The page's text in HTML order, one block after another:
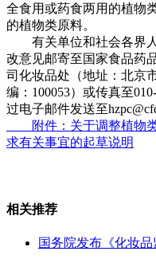
全食用或药食两用的植物
的植物类原料。
有关单位和社会各界人
改意见邮寄至国家食品药
司化妆品处（地址：北京
编：100053）或传真至
过电子邮件发送至
附件：关于调整植物类
求有关事宜的起草说明
相关推荐
国务院发布《化妆品